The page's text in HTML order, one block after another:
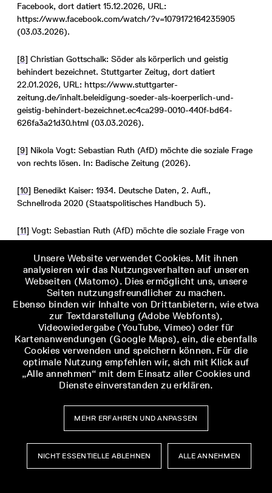
Unsere Website verwendet Cookies. Mit ihnen
analysieren wir das Nutzungsverhalten auf unseren
Webseiten (Matomo). Dies ermöglicht uns, unsere
Seiten nutzungsfreundlicher zu machen.
Ebenso binden wir Inhalte von Drittanbietern, wie etwa
zur Textdarstellung (Adobe Webfonts),
Videowiedergabe (YouTube, Vimeo) oder für
Kartenanwendungen (Google Maps), ein, die ebenfalls
Cookies verwenden und speichern können. Für die
optimale Nutzung empfehlen wir, sich mit Klick auf
„Alle annehmen“ mit dem Einsatz aller Cookies und
Dienste einverstanden zu erklären.
MEHR ERFAHREN UND ANPASSEN
NICHT ESSENTIELLE ABLEHNEN ALLE ANNEHMEN
Facebook, dort datiert 15.12.2026, URL:
https://www.facebook.com/watch/?v=1079172164235905
(03.03.2026).
[8] Christian Gottschalk: Söder als körperlich und geistig
behindert bezeichnet. Stuttgarter Zeitug, dort datiert
22.01.2026, URL: https://www.stuttgarter-
zeitung.de/inhalt.beleidigung-soeder-als-koerperlich-und-
geistig-behindert-bezeichnet.ec4ca299-0010-440f-bd64-
626fa3a21d30.html (03.03.2026).
[9] Nikola Vogt: Sebastian Ruth (AfD) möchte die soziale Frage
von rechts lösen. In: Badische Zeitung (2026).
[10] Benedikt Kaiser: 1934. Deutsche Daten, 2. Aufl.,
Schnellroda 2020 (Staatspolitisches Handbuch 5).
[11] Vogt: Sebastian Ruth (AfD) möchte die soziale Frage von
rechts lösen.
[12]Landtag Baden-Württemberg: Plenarprotokoll 17 / 27.
Landtag von Baden-Württemberg, dort datiert 02.02.2022,
URL: https://www.landtag-
bw.de/resource/blob/256044/
(03.03.2026).
[13]Volksverhetzung? Prozess gegen AfD-Abgeordneten
Klauß. Staatsanzeiger, Stuttgart/Nagold/Tübingen dort datiert
27.02.2026, URL:
https://www.staatsanzeiger.de/nachrichten/politik-und-
Hakenkreuzfahnen verglichen: Gericht verurteilt Offenburger
AfD-Stadtrat. SWR.de, dort datiert 22.11.2024, URL: